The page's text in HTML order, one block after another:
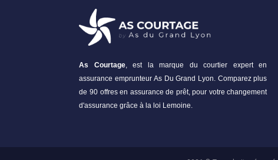
As Courtage, est la marque du courtier expert en
assurance emprunteur As Du Grand Lyon. Comparez plus
de 90 offres en assurance de prêt, pour votre changement
d'assurance grâce à la loi Lemoine.